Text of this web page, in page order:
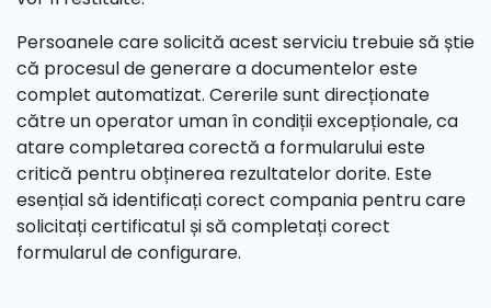
Persoanele care solicită acest serviciu trebuie să știe
că procesul de generare a documentelor este
complet automatizat. Cererile sunt direcționate
către un operator uman în condiții excepționale, ca
atare completarea corectă a formularului este
critică pentru obținerea rezultatelor dorite. Este
esențial să identificați corect compania pentru care
solicitați certificatul și să completați corect
formularul de configurare.